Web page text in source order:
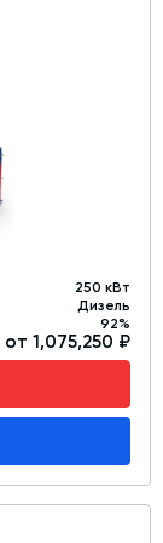
250 кВт
Дизель
92%
от 1,075,250 ₽